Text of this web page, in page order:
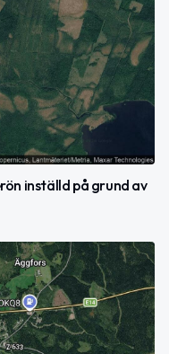
inställd på grund av